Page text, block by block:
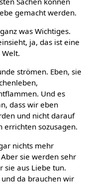
gemacht werden.
was Wichtiges.
ja, das ist eine
strömen. Eben, sie
Und es
dass wir eben
und nicht darauf
errichten sozusagen.
nichts mehr
sie werden sehr
sie aus Liebe tun.
da brauchen wir